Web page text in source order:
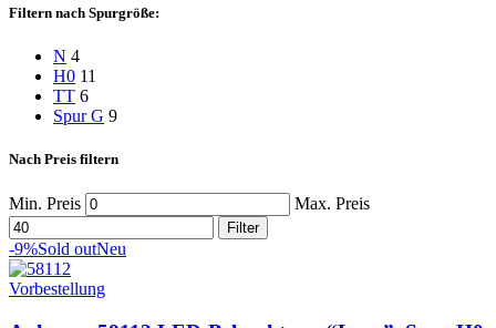
Filtern nach Spurgröße:
N 4
H0 11
TT 6
Spur G 9
Nach Preis filtern
Min. Preis Max. Preis
Filter
-9%Sold outNeu
Vorbestellung